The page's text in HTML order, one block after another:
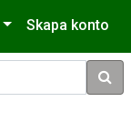
Skapa konto
Sök